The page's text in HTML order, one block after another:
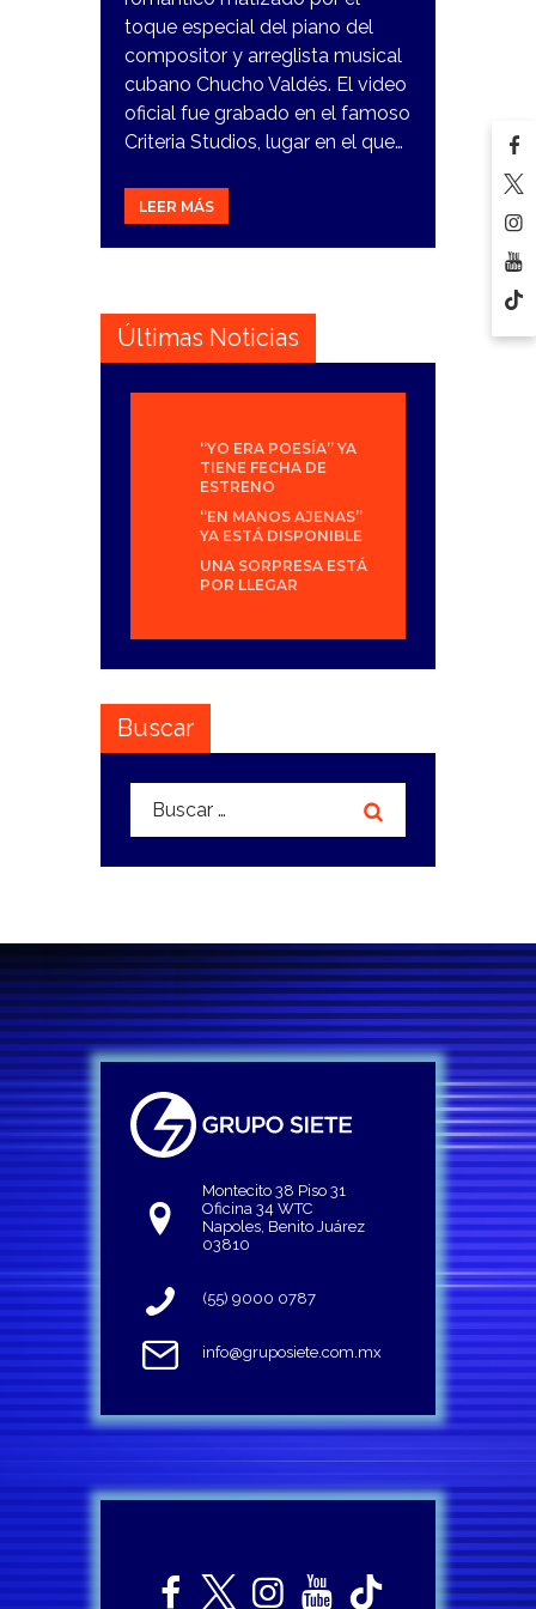
toque especial del piano del
compositor y arreglista musical
cubano Chucho Valdés. El video
oficial fue grabado en el famoso
Criteria Studios, lugar en el que…
LEER MÁS
Últimas Noticias
“YO ERA POESÍA” YA
TIENE FECHA DE
ESTRENO
“EN MANOS AJENAS”
YA ESTÁ DISPONIBLE
UNA SORPRESA ESTÁ
POR LLEGAR
Buscar
Buscar:
Montecito 38 Piso 31
Oficina 34 WTC
Napoles, Benito Juárez
03810
(55) 9000 0787
info@gruposiete.com.mx